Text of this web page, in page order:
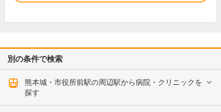
別の条件で検索
熊本城・市役所前駅の周辺駅から病院・クリニックを
探す